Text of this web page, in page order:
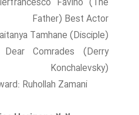
Favino (The
Father) Best Actor
Tamhane (Disciple)
Comrades (Derry
Konchalevsky)
Ruhollah Zamani